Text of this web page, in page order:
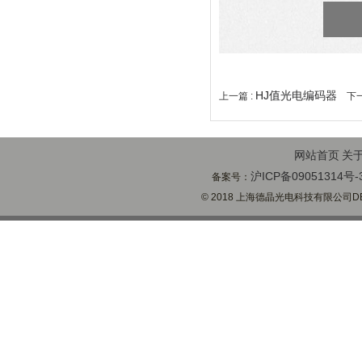
上一篇 : HJ值光电编码器 下
网站首页 关
备案号：沪ICP备09051314号-
© 2018 上海德晶光电科技有限公司